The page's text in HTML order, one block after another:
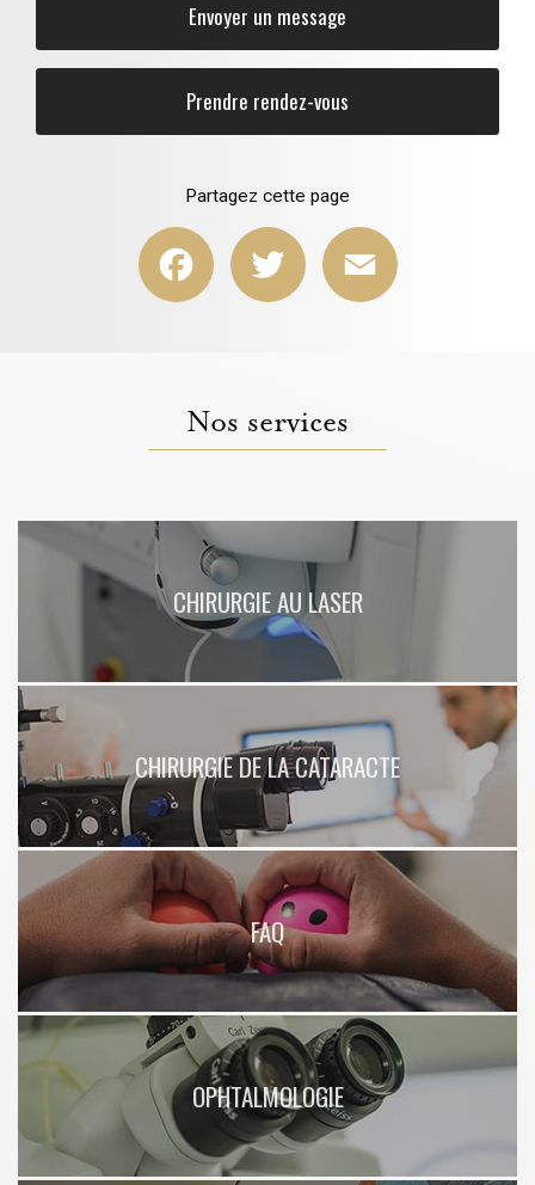
Envoyer un message
Prendre rendez-vous
Partagez cette page
Facebook Twitter
Nos services
CHIRURGIE AU LASER
CHIRURGIE DE LA CATARACTE
FAQ
OPHTALMOLOGIE